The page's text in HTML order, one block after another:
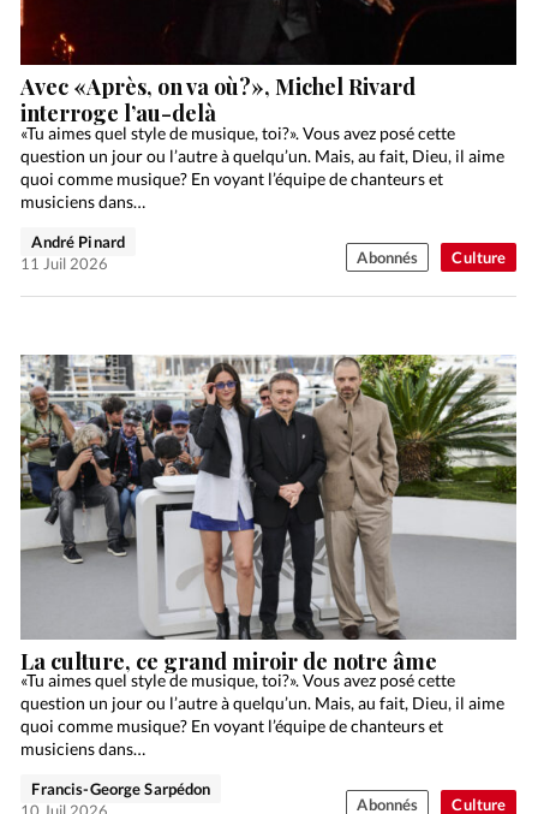
Culture
Avec «Après, on va où?», Michel Rivard
interroge l’au-delà
«Tu aimes quel style de musique, toi?». Vous avez posé cette
question un jour ou l’autre à quelqu’un. Mais, au fait, Dieu, il aime
quoi comme musique? En voyant l’équipe de chanteurs et
musiciens dans…
André Pinard
11 Juil 2026
Abonnés
Culture
La culture, ce grand miroir de notre âme
«Tu aimes quel style de musique, toi?». Vous avez posé cette
question un jour ou l’autre à quelqu’un. Mais, au fait, Dieu, il aime
quoi comme musique? En voyant l’équipe de chanteurs et
musiciens dans…
Francis-George Sarpédon
Abonnés